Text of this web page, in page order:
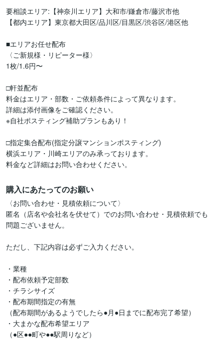
要相談エリア:【神奈川エリア】大和市/鎌倉市/藤沢市他
【都内エリア】東京都大田区/品川区/目黒区/渋谷区/港区他
■エリアお任せ配布
〈ご新規様・リピーター様〉
1枚/1.6円〜
□軒並配布
料金はエリア・部数・ご依頼条件によって異なります。
詳細は添付画像をご確認ください。
※自社ポスティング補助プランもあり！
□指定集合配布(指定分譲マンションポスティング)
横浜エリア・川崎エリアのみ承っております。
料金など詳細はお問い合わせください。
購入にあたってのお願い
〈お問い合わせ・見積依頼について〉
匿名（店名や会社名を伏せて）でのお問い合わせ・見積依頼でも
問題ございません。
ただし、下記内容は必ずご入力ください。
・業種
・配布依頼予定部数
・チラシサイズ
・配布期間指定の有無
（配布期間があるようでしたら●月●日までに配布完了希望）
・大まかな配布希望エリア
（●区●●町や●●駅周りなど）